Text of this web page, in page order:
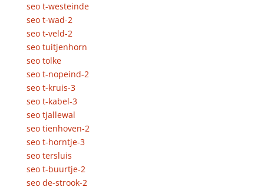
seo t-westeinde
seo t-wad-2
seo t-veld-2
seo tuitjenhorn
seo tolke
seo t-nopeind-2
seo t-kruis-3
seo t-kabel-3
seo tjallewal
seo tienhoven-2
seo t-horntje-3
seo tersluis
seo t-buurtje-2
seo de-strook-2